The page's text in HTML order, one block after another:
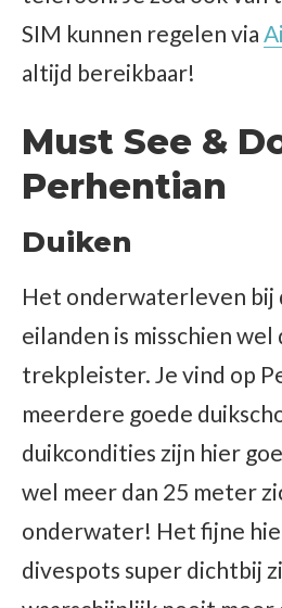
SIM kunnen regelen via
altijd bereikbaar!
Must See &
Perhentian
Duiken
Het onderwaterleven bij
eilanden is misschien
trekpleister. Je vind op
meerdere goede
duikcondities zijn hier
wel meer dan 25 meter
onderwater! Het fijne
divespots super dichtbij